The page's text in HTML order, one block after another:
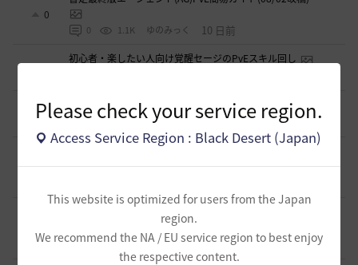
Please check your service region.
Access Service Region : Black Desert (Japan)
This website is optimized for users from the Japan
region.
We recommend the NA / EU service region to best enjoy
the respective content.
0
0 1.1K ゆのみっく 10 日前
0
初心者・楽したい人向け覚醒セージのPvEスキル回し
1
闇セラフィムのPVP関係
シャルグレア 2026.04.11
3
ル錬成）／スキル特化／小技まとめ（2026/03）
【PvE】伝承ウィッチ無限コンボの引用【覚醒ウィッチ/伝承
ウィザード/覚醒ウサ】※3/31更新
0 6.1K アイシャハル-日本 2026.03.10